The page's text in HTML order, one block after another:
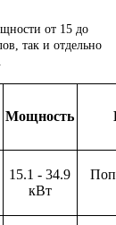
от 15 до
так и отдельно
Мощность
15.1 - 34.9
кВт